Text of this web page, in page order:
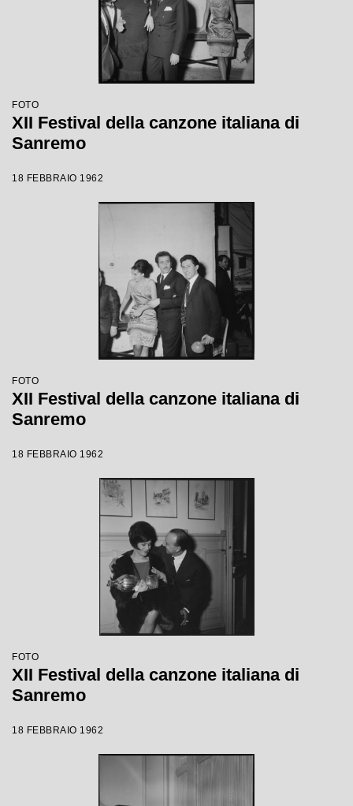
FOTO
XII Festival della canzone italiana di
Sanremo
18 FEBBRAIO 1962
FOTO
XII Festival della canzone italiana di
Sanremo
18 FEBBRAIO 1962
FOTO
XII Festival della canzone italiana di
Sanremo
18 FEBBRAIO 1962